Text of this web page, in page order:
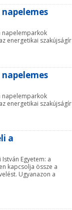
napelemparkok
energetikai
napelemparkok
energetikai
a
Egyetem: a
kapcsolja össze a
Ugyanazon a